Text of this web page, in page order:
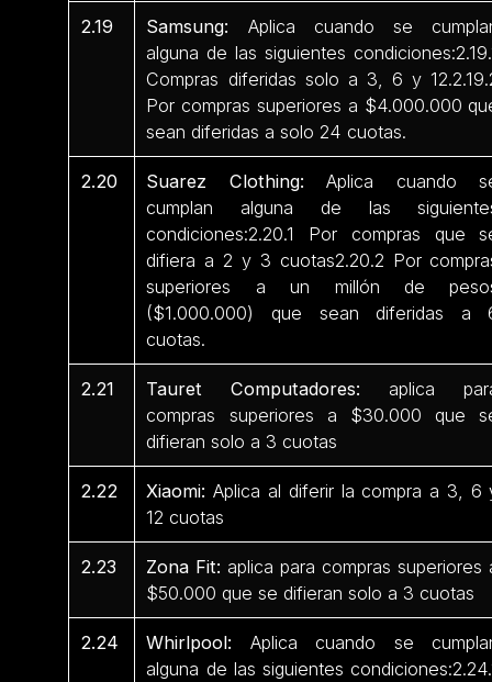
2.19 Samsung: Aplica cuando se
alguna de las siguientes
Compras diferidas solo a 3, 6 y
Por compras superiores a $4.000.000
sean diferidas a solo 24 cuotas.
2.20 Suarez Clothing: Aplica cuando
cumplan alguna de las
condiciones:2.20.1 Por compras que
difiera a 2 y 3 cuotas2.20.2 Por
superiores a un millón de
($1.000.000) que sean diferidas a
cuotas.
2.21 Tauret Computadores: aplica
compras superiores a $30.000 que
difieran solo a 3 cuotas
2.22 Xiaomi: Aplica al diferir la compra a 3, 6
12 cuotas
2.23 Zona Fit: aplica para compras superiores
$50.000 que se difieran solo a 3 cuotas
2.24 Whirlpool: Aplica cuando se
alguna de las siguientes